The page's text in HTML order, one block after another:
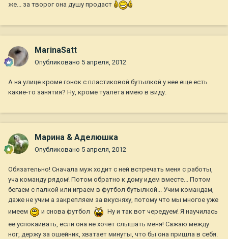
же... за творог она душу продаст
MarinaSatt
Опубликовано 5 апреля, 2012
А на улице кроме гонок с пластиковой бутылкой у нее еще есть
какие-то занятия? Ну, кроме туалета имею в виду.
Марина & Аделюшка
Опубликовано 5 апреля, 2012
Обязательно! Сначала муж ходит с ней встречать меня с работы,
уча команду рядом! Потом обратно к дому идем вместе... Потом
бегаем с палкой или играем в футбол бутылкой... Учим командам,
даже не учим а закрепляем за вкусняху, потому что мы многое уже
имеем
и снова футбол
Ну и так вот чередуем! Я научилась
ее успокаивать, если она не хочет слышать меня! Сажаю между
ног, держу за ошейник, хватает минуты, что бы она пришла в себя.